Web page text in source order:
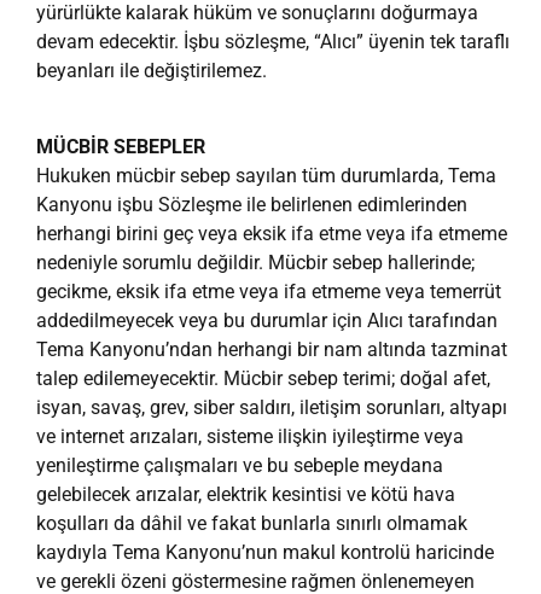
yürürlükte kalarak hüküm ve sonuçlarını doğurmaya
devam edecektir. İşbu sözleşme, “Alıcı” üyenin tek taraflı
beyanları ile değiştirilemez.
MÜCBİR SEBEPLER
Hukuken mücbir sebep sayılan tüm durumlarda, Tema
Kanyonu işbu Sözleşme ile belirlenen edimlerinden
herhangi birini geç veya eksik ifa etme veya ifa etmeme
nedeniyle sorumlu değildir. Mücbir sebep hallerinde;
gecikme, eksik ifa etme veya ifa etmeme veya temerrüt
addedilmeyecek veya bu durumlar için Alıcı tarafından
Tema Kanyonu’ndan herhangi bir nam altında tazminat
talep edilemeyecektir. Mücbir sebep terimi; doğal afet,
isyan, savaş, grev, siber saldırı, iletişim sorunları, altyapı
ve internet arızaları, sisteme ilişkin iyileştirme veya
yenileştirme çalışmaları ve bu sebeple meydana
gelebilecek arızalar, elektrik kesintisi ve kötü hava
koşulları da dâhil ve fakat bunlarla sınırlı olmamak
kaydıyla Tema Kanyonu’nun makul kontrolü haricinde
ve gerekli özeni göstermesine rağmen önlenemeyen